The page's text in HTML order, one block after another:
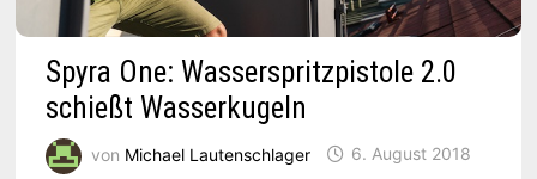
Spyra One: Wasserspritzpistole 2.0
schießt Wasserkugeln
von Michael Lautenschlager 6. August 2018